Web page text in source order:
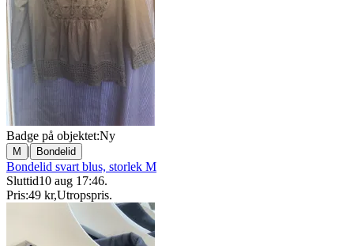
Badge på objektet:Ny
M | Bondelid
Bondelid svart blus, storlek M
Sluttid10 aug 17:46.
Pris:49 kr,Utropspris.